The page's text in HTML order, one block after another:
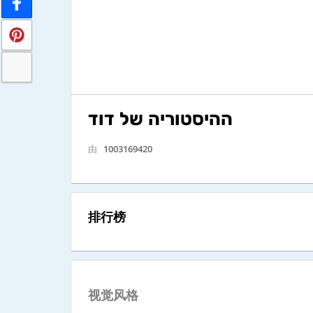
ההיסטוריה של דוד
由 1003169420
排行榜
视觉风格